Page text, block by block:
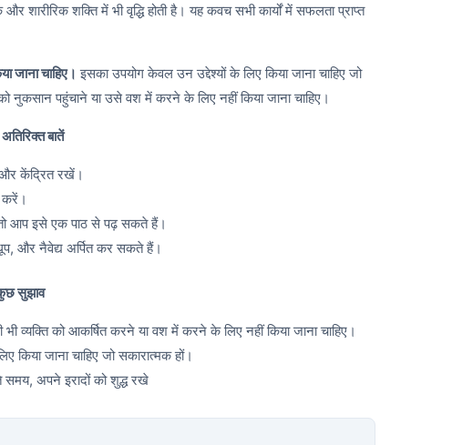
शारीरिक शक्ति में भी वृद्धि होती है। यह कवच सभी कार्यों में सफलता प्राप्त
जाना चाहिए। इसका उपयोग केवल उन उद्देश्यों के लिए किया जाना चाहिए जो
नुकसान पहुंचाने या उसे वश में करने के लिए नहीं किया जाना चाहिए।
बातें
केंद्रित रखें।
करें।
आप इसे एक पाठ से पढ़ सकते हैं।
और नैवेद्य अर्पित कर सकते हैं।
सुझाव
व्यक्ति को आकर्षित करने या वश में करने के लिए नहीं किया जाना चाहिए।
किया जाना चाहिए जो सकारात्मक हों।
समय, अपने इरादों को शुद्ध रखे